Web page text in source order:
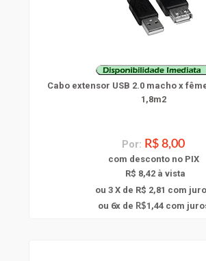
Cabo extensor USB 2.0 macho x
1,8m2
Por: R$ 8,00
com desconto no PIX
R$ 8,42 à vista
ou 3 X de R$ 2,81 com
ou 6x de R$1,44com